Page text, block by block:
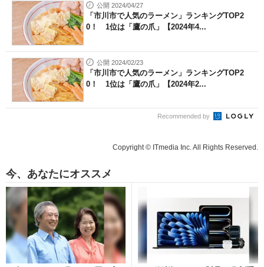
公開 2024/04/27
「市川市で人気のラーメン」ランキングTOP2
0！ 1位は「鷹の爪」【2024年4...
公開 2024/02/23
「市川市で人気のラーメン」ランキングTOP2
0！ 1位は「鷹の爪」【2024年2...
Recommended by
Copyright © ITmedia Inc. All Rights Reserved.
今、あなたにオススメ